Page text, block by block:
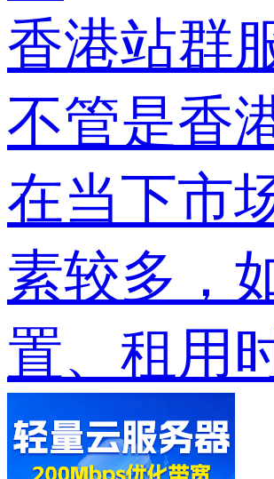
香港站群
不管是香
在当下市
素较多，
置、租用